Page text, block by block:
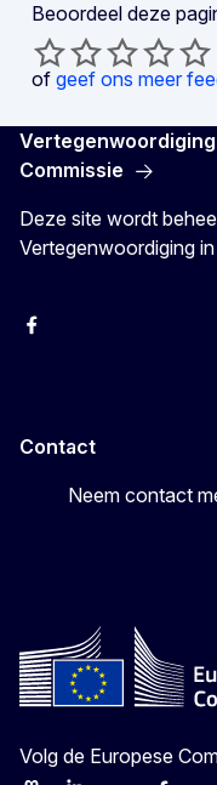
Beoordeel deze
of geef ons meer
Commissie
Deze site wordt
Vertegenwoordiging
Facebook
Contact
Neem contact
Volg de Europese